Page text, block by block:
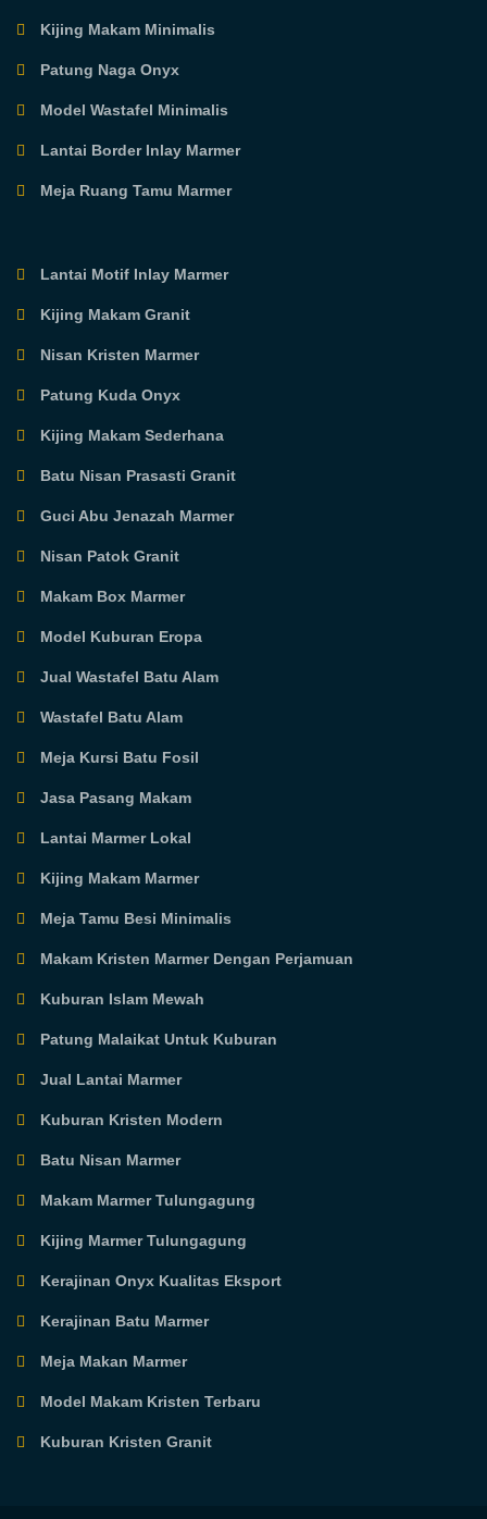
Kijing Makam Minimalis
Patung Naga Onyx
Model Wastafel Minimalis
Lantai Border Inlay Marmer
Meja Ruang Tamu Marmer
Lantai Motif Inlay Marmer
Kijing Makam Granit
Nisan Kristen Marmer
Patung Kuda Onyx
Kijing Makam Sederhana
Batu Nisan Prasasti Granit
Guci Abu Jenazah Marmer
Nisan Patok Granit
Makam Box Marmer
Model Kuburan Eropa
Jual Wastafel Batu Alam
Wastafel Batu Alam
Meja Kursi Batu Fosil
Jasa Pasang Makam
Lantai Marmer Lokal
Kijing Makam Marmer
Meja Tamu Besi Minimalis
Makam Kristen Marmer Dengan Perjamuan
Kuburan Islam Mewah
Patung Malaikat Untuk Kuburan
Jual Lantai Marmer
Kuburan Kristen Modern
Batu Nisan Marmer
Makam Marmer Tulungagung
Kijing Marmer Tulungagung
Kerajinan Onyx Kualitas Eksport
Kerajinan Batu Marmer
Meja Makan Marmer
Model Makam Kristen Terbaru
Kuburan Kristen Granit